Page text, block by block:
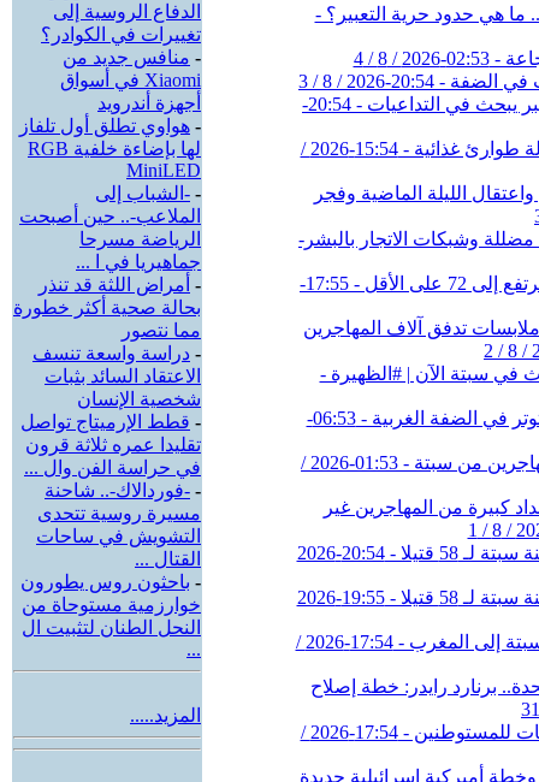
الدفاع الروسية إلى
تغييرات في الكوادر؟
- منافس جديد من
Xiaomi في أسواق
أجهزة أندرويد
- هواوي تطلق أول تلفاز
لها بإضاءة خلفية RGB
MiniLED
- -الشباب إلى
الملاعب-.. حين أصبحت
الرياضة مسرحا
جماهيريا في ا ...
- أمراض اللثة قد تنذر
بحالة صحية أكثر خطورة
مما نتصور
- دراسة واسعة تنسف
الاعتقاد السائد بثبات
شخصية الإنسان
- قطط الإرميتاج تواصل
تقليدا عمره ثلاثة قرون
في حراسة الفن وال ...
- -فوردالاك-.. شاحنة
مسيرة روسية تتحدى
التشويش في ساحات
القتال ...
- باحثون روس يطورون
خوارزمية مستوحاة من
النحل الطنان لتثبيت ال
...
المزيد.....